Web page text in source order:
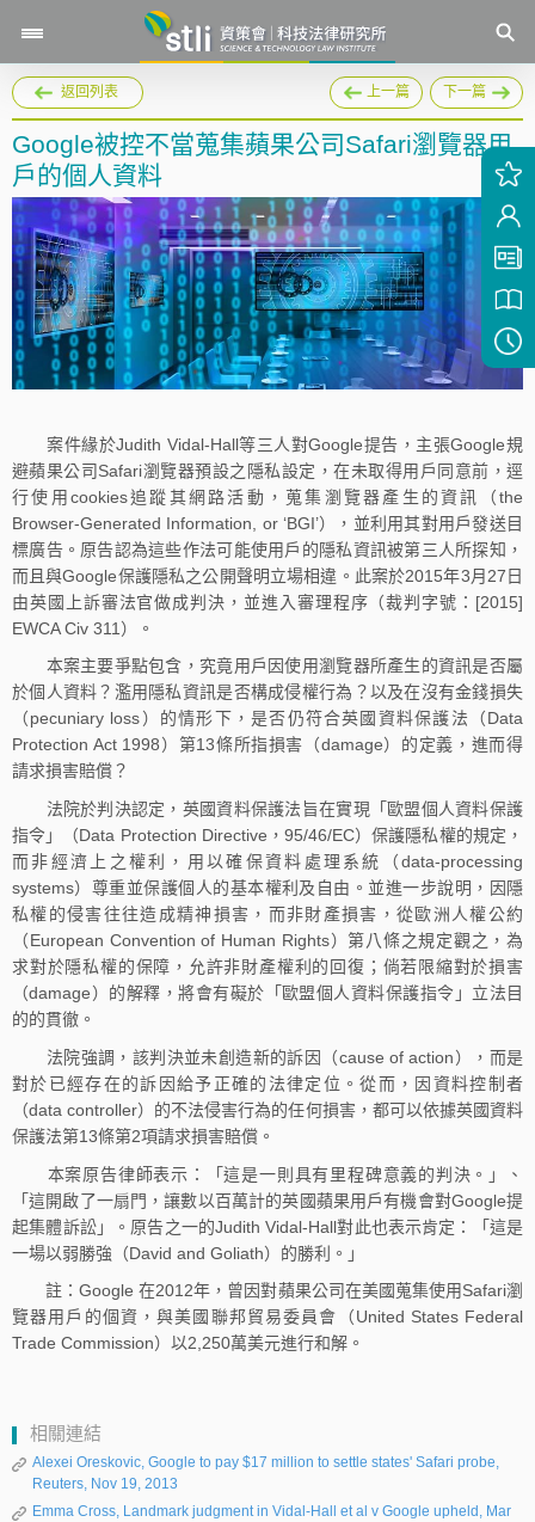
返回列表 上一篇 下一篇
Google被控不當蒐集蘋果公司Safari瀏覽器用
戶的個人資料
案件緣於Judith Vidal-Hall等三人對Google提告，主張Google規
避蘋果公司Safari瀏覽器預設之隱私設定，在未取得用戶同意前，逕
行使用cookies追蹤其網路活動，蒐集瀏覽器產生的資訊（the
Browser-Generated Information, or ‘BGI’），並利用其對用戶發送目
標廣告。原告認為這些作法可能使用戶的隱私資訊被第三人所探知，
而且與Google保護隱私之公開聲明立場相違。此案於2015年3月27日
由英國上訴審法官做成判決，並進入審理程序（裁判字號：[2015]
EWCA Civ 311）。
本案主要爭點包含，究竟用戶因使用瀏覽器所產生的資訊是否屬
於個人資料？濫用隱私資訊是否構成侵權行為？以及在沒有金錢損失
（pecuniary loss）的情形下，是否仍符合英國資料保護法（Data
Protection Act 1998）第13條所指損害（damage）的定義，進而得
請求損害賠償？
法院於判決認定，英國資料保護法旨在實現「歐盟個人資料保護
指令」（Data Protection Directive，95/46/EC）保護隱私權的規定，
而非經濟上之權利，用以確保資料處理系統（data-processing
systems）尊重並保護個人的基本權利及自由。並進一步說明，因隱
私權的侵害往往造成精神損害，而非財產損害，從歐洲人權公約
（European Convention of Human Rights）第八條之規定觀之，為
求對於隱私權的保障，允許非財產權利的回復；倘若限縮對於損害
（damage）的解釋，將會有礙於「歐盟個人資料保護指令」立法目
的的貫徹。
法院強調，該判決並未創造新的訴因（cause of action），而是
對於已經存在的訴因給予正確的法律定位。從而，因資料控制者
（data controller）的不法侵害行為的任何損害，都可以依據英國資料
保護法第13條第2項請求損害賠償。
本案原告律師表示：「這是一則具有里程碑意義的判決。」、
「這開啟了一扇門，讓數以百萬計的英國蘋果用戶有機會對Google提
起集體訴訟」。原告之一的Judith Vidal-Hall對此也表示肯定：「這是
一場以弱勝強（David and Goliath）的勝利。」
註：Google 在2012年，曾因對蘋果公司在美國蒐集使用Safari瀏
覽器用戶的個資，與美國聯邦貿易委員會（United States Federal
Trade Commission）以2,250萬美元進行和解。
相關連結
Alexei Oreskovic, Google to pay $17 million to settle states' Safari probe,
Reuters, Nov 19, 2013
Emma Cross, Landmark judgment in Vidal-Hall et al v Google upheld, Mar